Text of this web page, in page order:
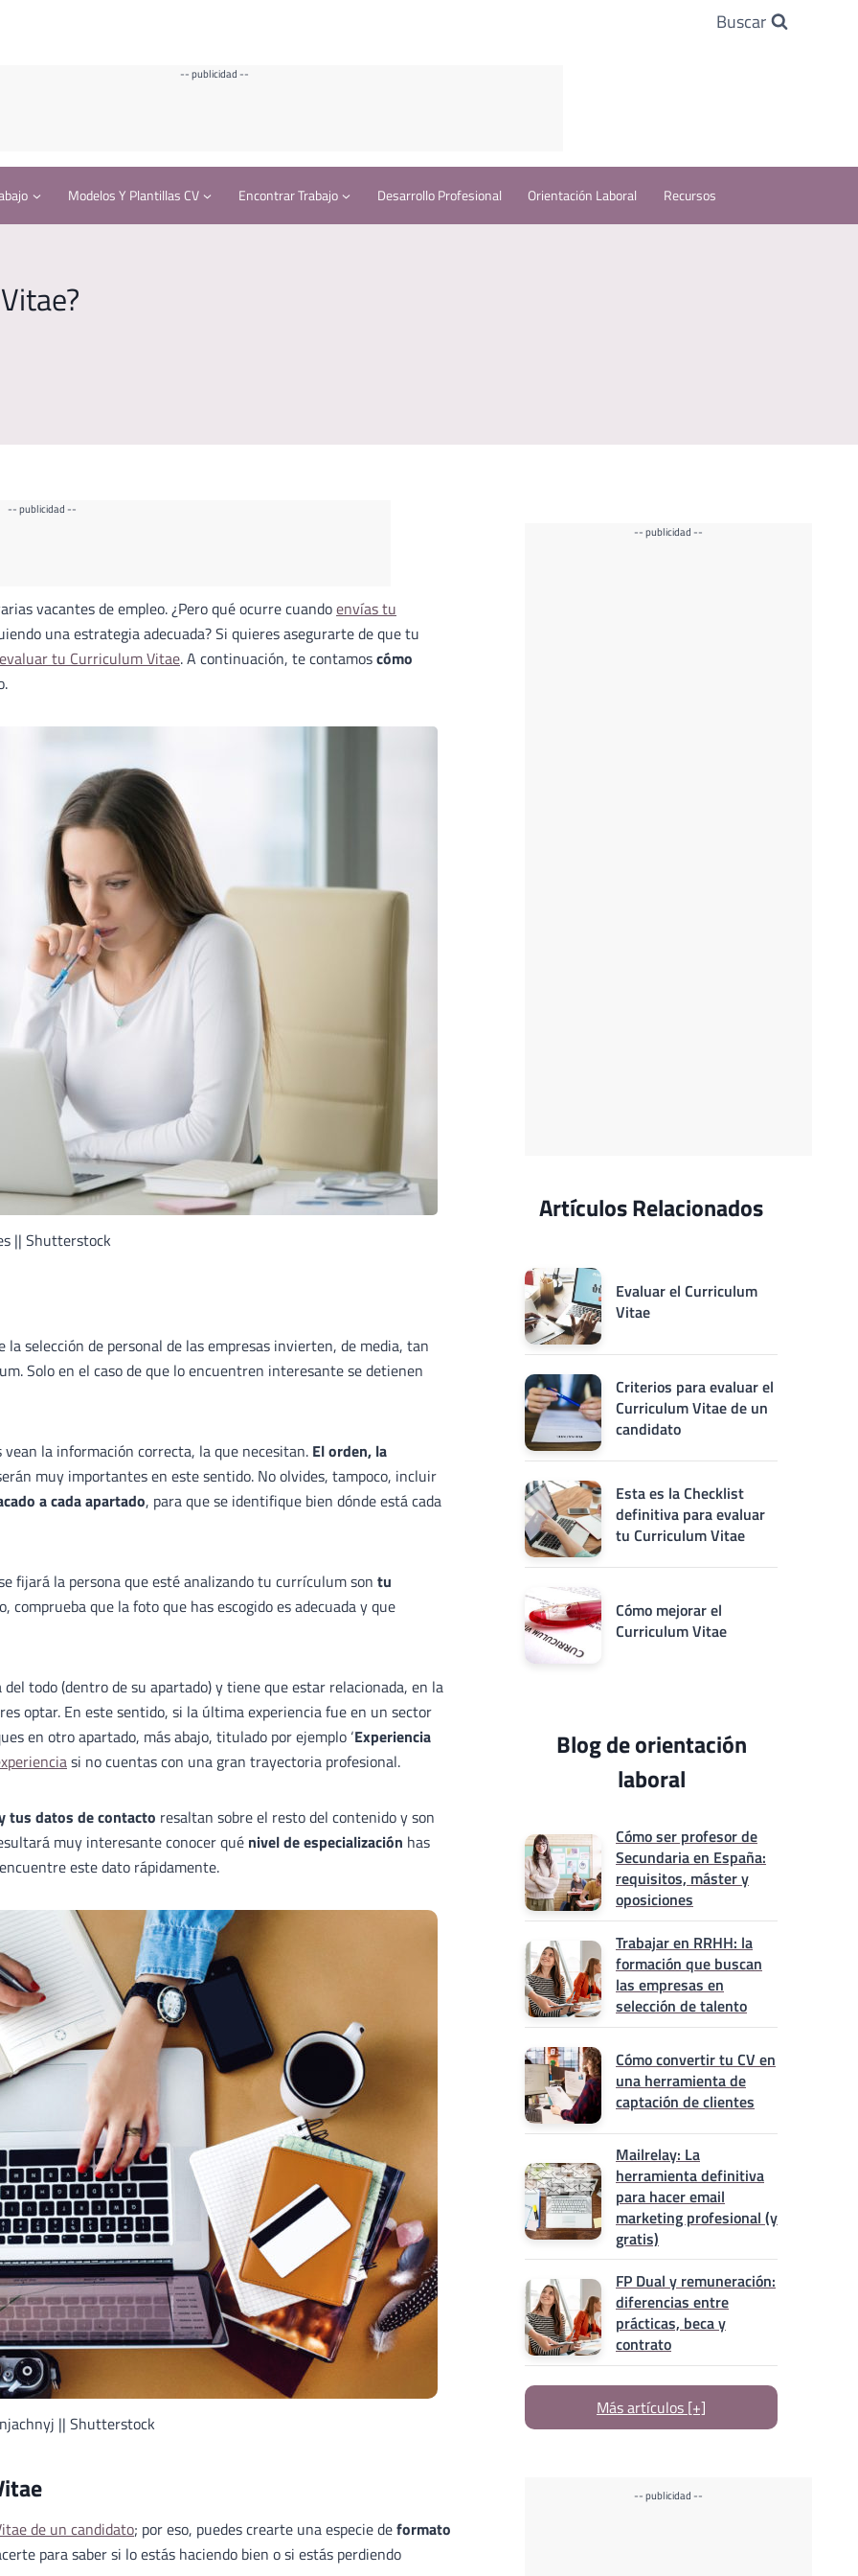
Buscar
-- publicidad --
Modelos Y Plantillas CV Encontrar Trabajo Desarrollo Profesional Orientación Laboral Recursos
-- publicidad --
vacantes de empleo. ¿Pero qué ocurre cuandoenvías tu
una estrategia adecuada? Si quieres asegurarte de que tu
evaluar tu Curriculum Vitae. A continuación, te contamoscómo
|| Shutterstock
selección de personal de las empresas invierten, de media, tan
Solo en el caso de que lo encuentren interesante se detienen
la información correcta, la que necesitan. El orden, la
muy importantes en este sentido. No olvides, tampoco, incluir
a cada apartado, para que se identifique bien dónde está cada
fijará la persona que esté analizando tu currículum son tu
comprueba que la foto que has escogido es adecuada y que
del todo (dentro de su apartado) y tiene que estar relacionada, en la
optar. En este sentido, si la última experiencia fue en un sector
en otro apartado, más abajo, titulado por ejemplo ‘Experiencia
si no cuentas con una gran trayectoria profesional.
tus datos de contacto resaltan sobre el resto del contenido y son
muy interesante conocer qué nivel de especialización has
este dato rápidamente.
|| Shutterstock
de un candidato; por eso, puedes crearte una especie deformato
para saber si lo estás haciendo bien o si estás perdiendo
-- publicidad --
Artículos Relacionados
Evaluar el Curriculum
Vitae
Criterios para evaluar el
Curriculum Vitae de un
candidato
Esta es la Checklist
definitiva para evaluar
tu Curriculum Vitae
Cómo mejorar el
Curriculum Vitae
Blog de orientación
laboral
Cómo ser profesor de
Secundaria en España:
requisitos, máster y
oposiciones
Trabajar en RRHH: la
formación que buscan
las empresas en
selección de talento
Cómo convertir tu CV en
una herramienta de
captación de clientes
Mailrelay: La
herramienta definitiva
para hacer email
marketing profesional (y
gratis)
FP Dual y remuneración:
diferencias entre
prácticas, beca y
contrato
Más artículos [+]
-- publicidad --